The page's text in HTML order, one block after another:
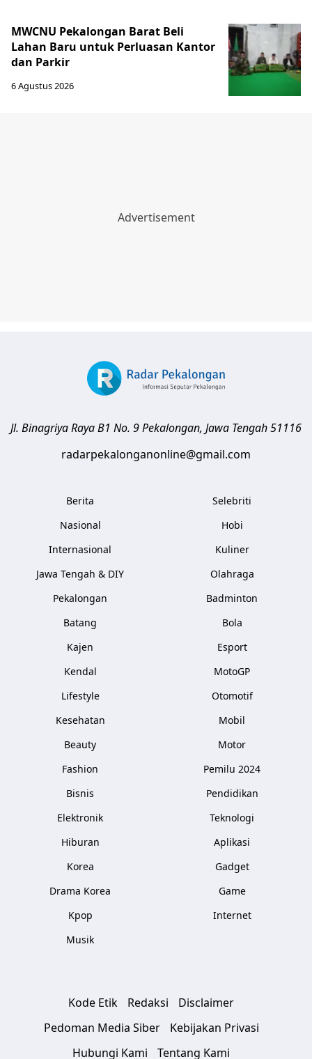
MWCNU Pekalongan Barat Beli
Lahan Baru untuk Perluasan Kantor
dan Parkir
6 Agustus 2026
Jl. Binagriya Raya B1 No. 9Pekalongan, Jawa Tengah51116
radarpekalonganonline@gmail.com
Berita
Nasional
Internasional
Jawa Tengah & DIY
Pekalongan
Batang
Kajen
Kendal
Lifestyle
Kesehatan
Beauty
Fashion
Bisnis
Elektronik
Hiburan
Korea
Drama Korea
Kpop
Musik
Selebriti
Hobi
Kuliner
Olahraga
Badminton
Bola
Esport
MotoGP
Otomotif
Mobil
Motor
Pemilu 2024
Pendidikan
Teknologi
Aplikasi
Gadget
Game
Internet
Kode Etik Redaksi
Disclaimer
Pedoman Media Siber
Kebijakan Privasi
Hubungi Kami
Tentang Kami